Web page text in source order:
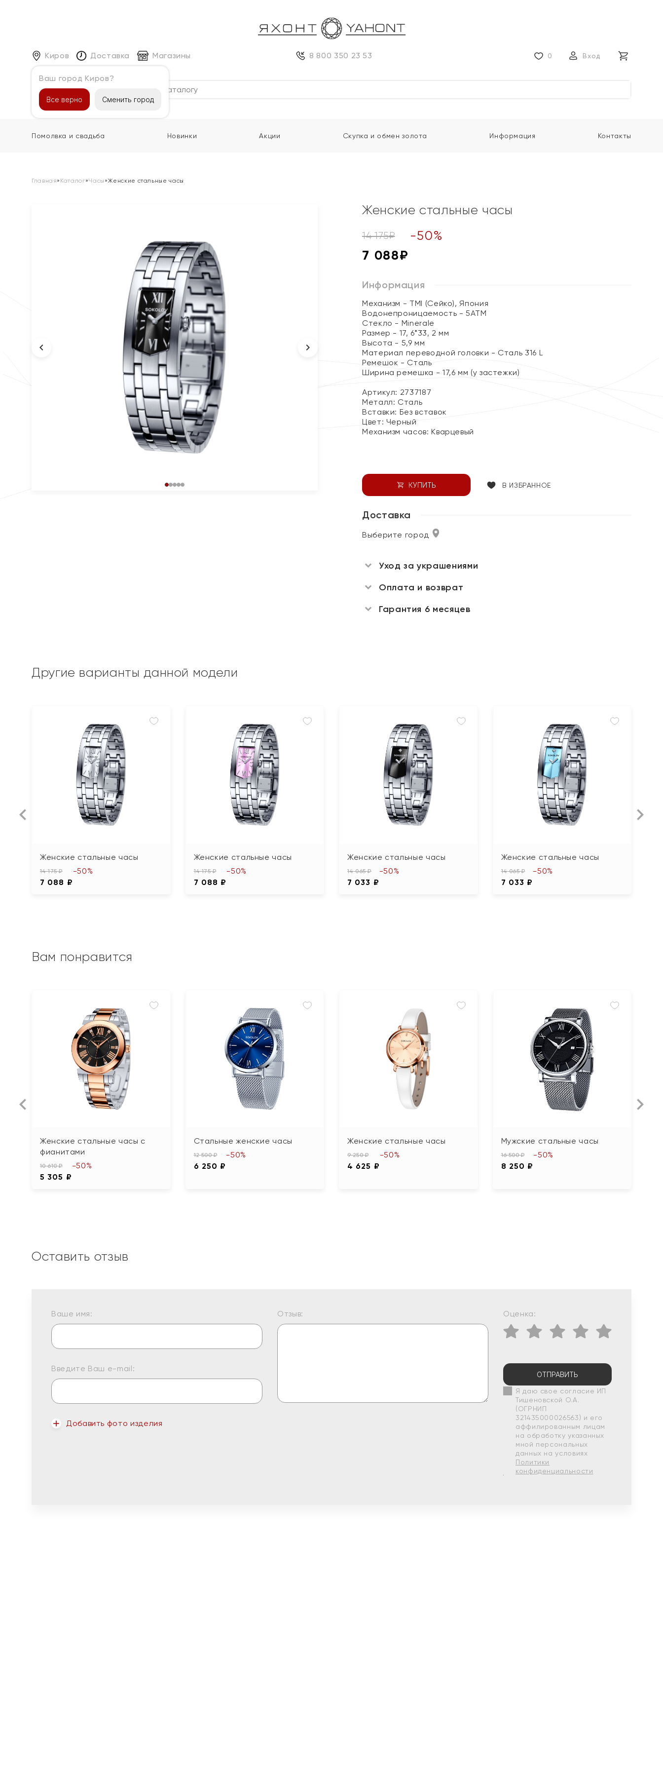
Киров
Ваш город Киров?
Все верно Сменить город
Доставка Магазины 8 800 350 23 53 0 Вход
Каталог
Помолвка и свадьба Новинки Акции Скупка и обмен золота Информация Контакты
Главная» Каталог»Часы »Женские стальные часы
Женские стальные часы
14 175₽ -50%
7 088₽
Информация
Механизм - TMI (Сейко), Япония
Водонепроницаемость - 5АТМ
Стекло - Minerale
Размер - 17, 6*33, 2 мм
Высота - 5,9 мм
Материал переводной головки - Сталь 316 L
Ремешок - Сталь
Ширина ремешка - 17,6 мм (у застежки)
Артикул: 2737187
Металл: Сталь
Вставки: Без вставок
Цвет: Черный
Механизм часов:Кварцевый
КУПИТЬ В ИЗБРАННОЕ
Доставка
Выберите город
Уход за украшениями
Оплата и возврат
Гарантия 6 месяцев
Другие варианты данной модели
Женские стальные часы
14 175 ₽
7 088 ₽
-50%
Женские стальные часы
14 175 ₽
7 088 ₽
-50%
Женские стальные часы
14 065 ₽
7 033 ₽
-50%
Женские стальные часы
14 065 ₽
7 033 ₽
-50%
Вам понравится
Женские стальные часы с
фианитами
10 610 ₽
5 305 ₽
-50%
Стальные женские часы
12 500 ₽
6 250 ₽
-50%
Женские стальные часы
9 250 ₽
4 625 ₽
-50%
Мужские стальные часы
16 500 ₽
8 250 ₽
-50%
Оставить отзыв
Ваше имя:
Введите Ваш e-mail:
Добавить фото изделия
Отзыв: Оценка:
ОТПРАВИТЬ
Я даю свое согласие ИП
Тишеновской О.А.
(ОГРНИП
321435000026563) и его
аффилированным лицам
на обработку указанных
мной персональных
данных на условиях
Политики
конфиденциальности